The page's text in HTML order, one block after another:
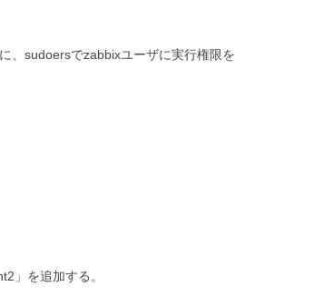
、sudoersでzabbixユーザに実行権限を
」を追加する。